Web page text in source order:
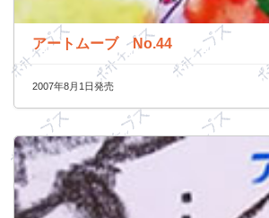
アートムーブ No.44
2007年8月1日発売